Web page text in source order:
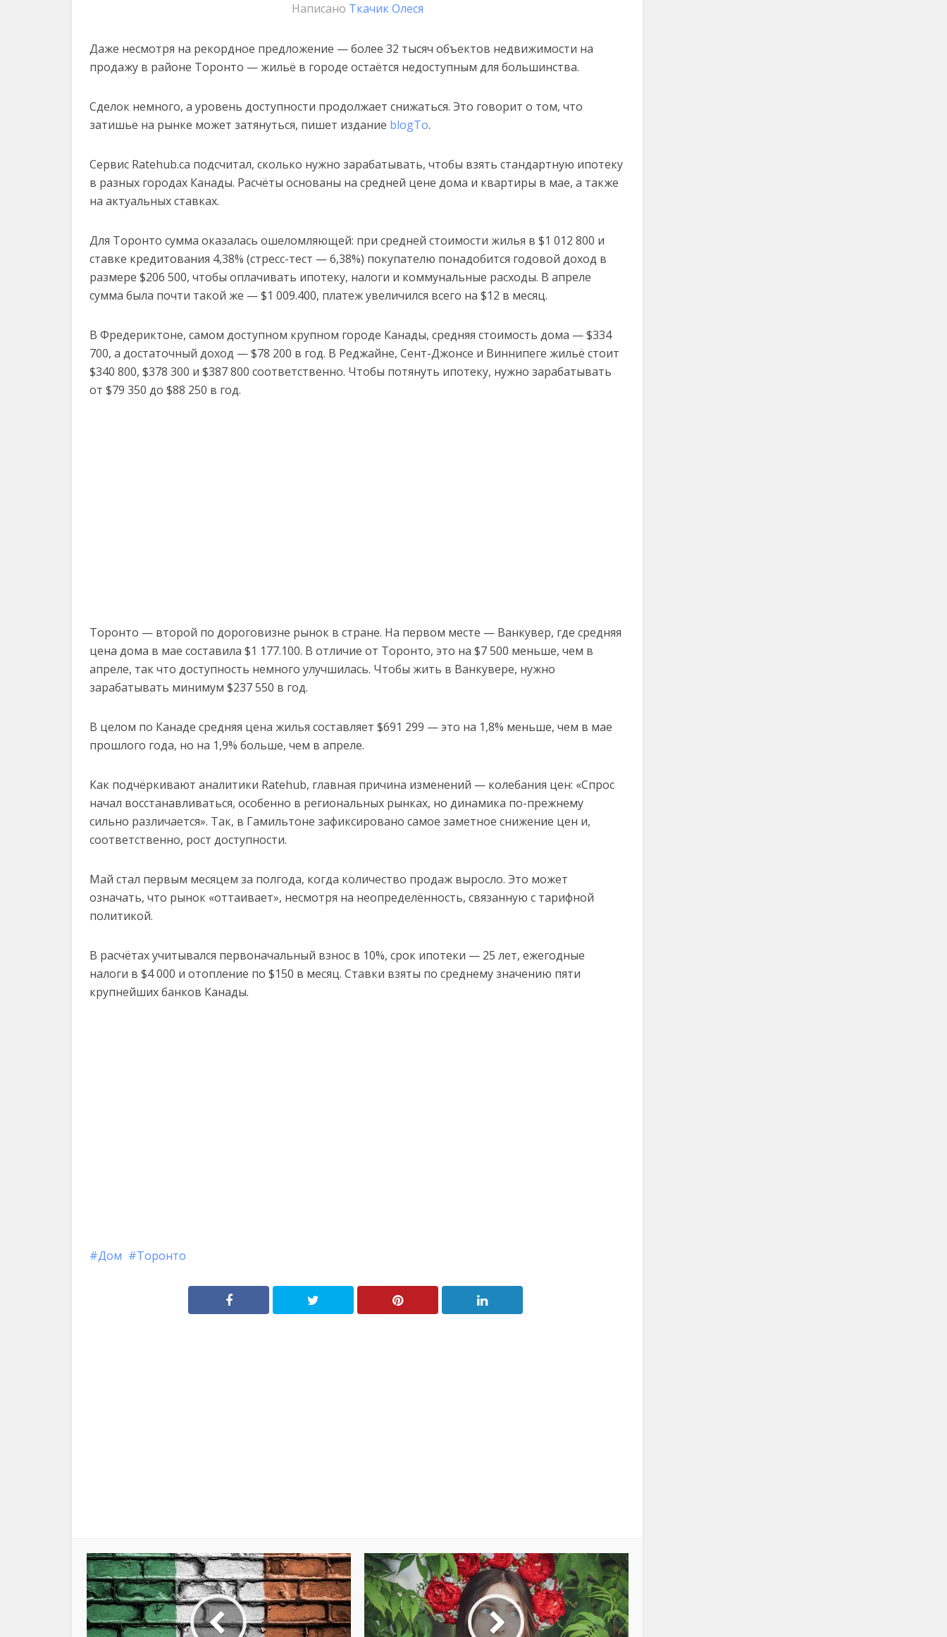
Написано Ткачик Олеся
Даже несмотря на рекордное предложение — более 32 тысяч объектов недвижимости на
продажу в районе Торонто — жильё в городе остаётся недоступным для большинства.
Сделок немного, а уровень доступности продолжает снижаться. Это говорит о том, что
затишье на рынке может затянуться, пишет издание blogTo.
Сервис Ratehub.ca подсчитал, сколько нужно зарабатывать, чтобы взять стандартную ипотеку
в разных городах Канады. Расчёты основаны на средней цене дома и квартиры в мае, а также
на актуальных ставках.
Для Торонто сумма оказалась ошеломляющей: при средней стоимости жилья в $1 012 800 и
ставке кредитования 4,38% (стресс-тест — 6,38%) покупателю понадобится годовой доход в
размере $206 500, чтобы оплачивать ипотеку, налоги и коммунальные расходы. В апреле
сумма была почти такой же — $1 009.400, платеж увеличился всего на $12 в месяц.
В Фредериктоне, самом доступном крупном городе Канады, средняя стоимость дома — $334
700, а достаточный доход — $78 200 в год. В Реджайне, Сент-Джонсе и Виннипеге жильё стоит
$340 800, $378 300 и $387 800 соответственно. Чтобы потянуть ипотеку, нужно зарабатывать
от $79 350 до $88 250 в год.
Торонто — второй по дороговизне рынок в стране. На первом месте — Ванкувер, где средняя
цена дома в мае составила $1 177.100. В отличие от Торонто, это на $7 500 меньше, чем в
апреле, так что доступность немного улучшилась. Чтобы жить в Ванкувере, нужно
зарабатывать минимум $237 550 в год.
В целом по Канаде средняя цена жилья составляет $691 299 — это на 1,8% меньше, чем в мае
прошлого года, но на 1,9% больше, чем в апреле.
Как подчёркивают аналитики Ratehub, главная причина изменений — колебания цен: «Спрос
начал восстанавливаться, особенно в региональных рынках, но динамика по-прежнему
сильно различается». Так, в Гамильтоне зафиксировано самое заметное снижение цен и,
соответственно, рост доступности.
Май стал первым месяцем за полгода, когда количество продаж выросло. Это может
означать, что рынок «оттаивает», несмотря на неопределённость, связанную с тарифной
политикой.
В расчётах учитывался первоначальный взнос в 10%, срок ипотеки — 25 лет, ежегодные
налоги в $4 000 и отопление по $150 в месяц. Ставки взяты по среднему значению пяти
крупнейших банков Канады.
Дом Торонто